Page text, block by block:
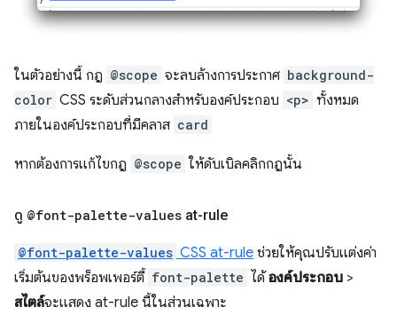
ในตัวอย่างนี้ กฎ @scope จะลบล้างการประกาศ background-
color CSS ระดับส่วนกลางสำหรับองค์ประกอบ <p> ทั้งหมด
ภายในองค์ประกอบที่มีคลาส card
หากต้องการแก้ไขกฎ @scope ให้ดับเบิลคลิกกฎนั้น
ดู @font-palette-values at-rule
@font-palette-values CSS at-rule ช่วยให้คุณปรับแต่งค่า
เริ่มต้นของพร็อพเพอร์ตี้ font-palette ได้องค์ประกอบ >
สไตล์จะแสดง at-rule นี้ในส่วนเฉพาะ